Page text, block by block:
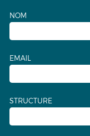
NOM
EMAIL
STRUCTURE